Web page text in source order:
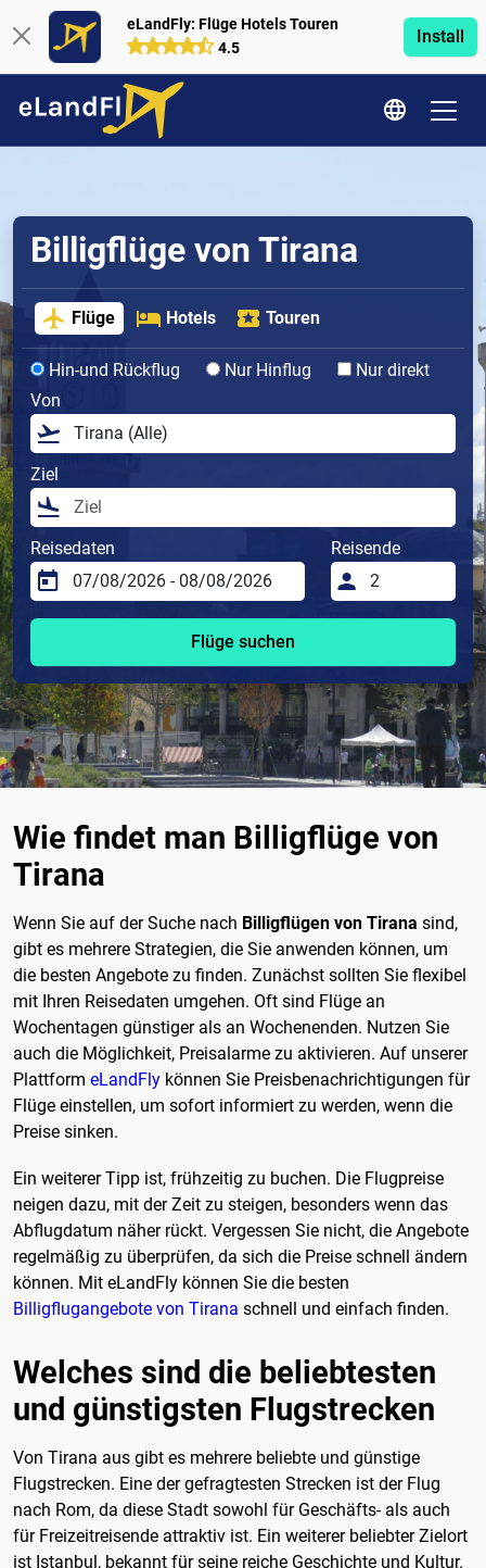
eLandFly: Flüge Hotels Touren
4.5
Install
Billigflüge von Tirana
Flüge Hotels Touren
Hin-und Rückflug Nur Hinflug
Nur direkt
Von
Ziel
Reisedaten Reisende
Flüge suchen
Wie findet man Billigflüge von
Tirana
Wenn Sie auf der Suche nach Billigflügen von Tirana sind,
gibt es mehrere Strategien, die Sie anwenden können, um
die besten Angebote zu finden. Zunächst sollten Sie flexibel
mit Ihren Reisedaten umgehen. Oft sind Flüge an
Wochentagen günstiger als an Wochenenden. Nutzen Sie
auch die Möglichkeit, Preisalarme zu aktivieren. Auf unserer
Plattform eLandFly können Sie Preisbenachrichtigungen für
Flüge einstellen, um sofort informiert zu werden, wenn die
Preise sinken.
Ein weiterer Tipp ist, frühzeitig zu buchen. Die Flugpreise
neigen dazu, mit der Zeit zu steigen, besonders wenn das
Abflugdatum näher rückt. Vergessen Sie nicht, die Angebote
regelmäßig zu überprüfen, da sich die Preise schnell ändern
können. Mit eLandFly können Sie die besten
Billigflugangebote von Tirana schnell und einfach finden.
Welches sind die beliebtesten
und günstigsten Flugstrecken
Von Tirana aus gibt es mehrere beliebte und günstige
Flugstrecken. Eine der gefragtesten Strecken ist der Flug
nach Rom, da diese Stadt sowohl für Geschäfts- als auch
für Freizeitreisende attraktiv ist. Ein weiterer beliebter Zielort
ist Istanbul, bekannt für seine reiche Geschichte und Kultur.